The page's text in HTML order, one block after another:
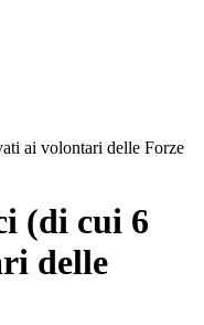
ai volontari delle Forze
(di cui 6
delle